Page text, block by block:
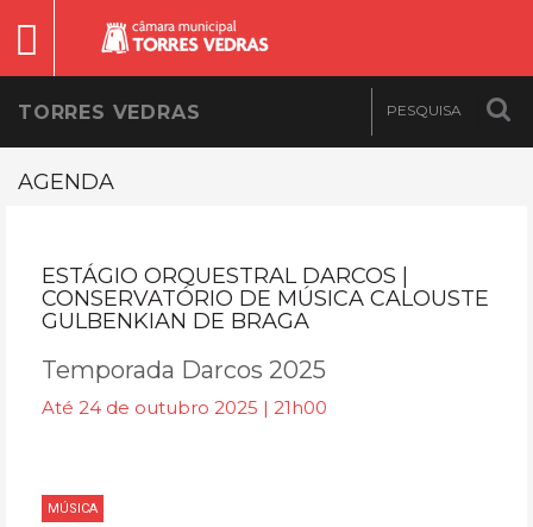
TORRES VEDRAS
AGENDA
ESTÁGIO ORQUESTRAL DARCOS |
CONSERVATÓRIO DE MÚSICA CALOUSTE
GULBENKIAN DE BRAGA
Temporada Darcos 2025
Até 24 de outubro 2025 | 21h00
MÚSICA